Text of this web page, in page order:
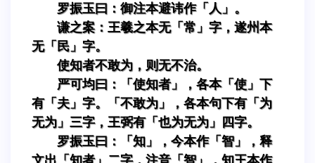
罗振玉曰：御注本避讳作「人」。
谦之案：王羲之本无「常」字，遂州本
无「民」字。
使知者不敢为，则无不治。
严可均曰：「使知者」，各本「使」下
有「夫」字。「不敢为」，各本句下有「为
无为」三字，王弼有「也为无为」四字。
罗振玉曰：「知」，今本作「智」，释
文出「知者」二字，注音「智」，知王本作